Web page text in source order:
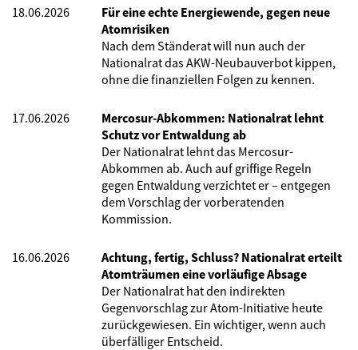
18.06.2026
Für eine echte Energiewende, gegen neue
Atomrisiken
Nach dem Ständerat will nun auch der
Nationalrat das AKW-Neubauverbot kippen,
ohne die finanziellen Folgen zu kennen.
17.06.2026
Mercosur-Abkommen: Nationalrat lehnt
Schutz vor Entwaldung ab
Der Nationalrat lehnt das Mercosur-
Abkommen ab. Auch auf griffige Regeln
gegen Entwaldung verzichtet er – entgegen
dem Vorschlag der vorberatenden
Kommission.
16.06.2026
Achtung, fertig, Schluss? Nationalrat erteilt
Atomträumen eine vorläufige Absage
Der Nationalrat hat den indirekten
Gegenvorschlag zur Atom-Initiative heute
zurückgewiesen. Ein wichtiger, wenn auch
überfälliger Entscheid.